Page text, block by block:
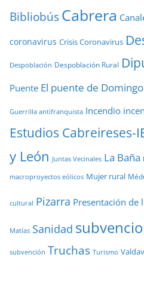
BibliobúsCabrera
coronavirus Crisis Coronavirus
Despoblación Despoblación Rural
Puente El puente de
Guerrilla antifranquista Incendio
Estudios Cabreireses-
y León Juntas Vecinales La Baña
macroproyectos eólicos Mujer rural
cultural Pizarra Presentación de
Matías Sanidad
subvención Truchas Turismo